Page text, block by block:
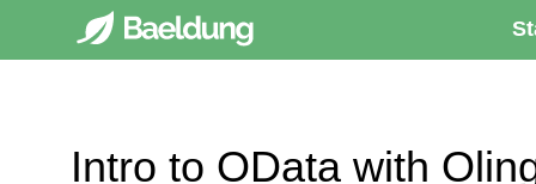
Intro to OData with